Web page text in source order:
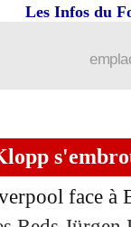
Les Infos du
face
à Rami !
un poisson
été conforté